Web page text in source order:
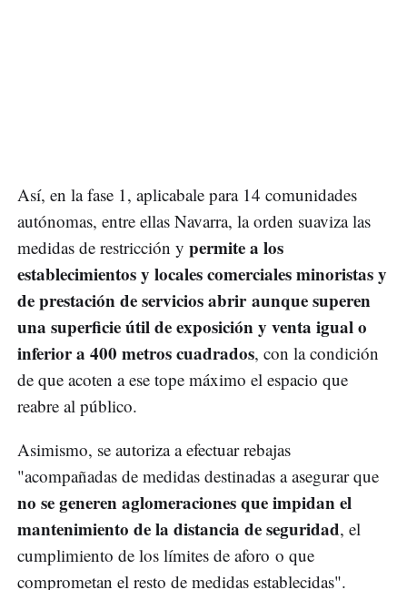
Así, en la fase 1, aplicabale para 14 comunidades
autónomas, entre ellas Navarra, la orden suaviza las
medidas de restricción y permite a los
establecimientos y locales comerciales minoristas y
de prestación de servicios abrir aunque superen
una superficie útil de exposición y venta igual o
inferior a 400 metros cuadrados, con la condición
de que acoten a ese tope máximo el espacio que
reabre al público.
Asimismo, se autoriza a efectuar rebajas
"acompañadas de medidas destinadas a asegurar que
no se generen aglomeraciones que impidan el
mantenimiento de la distancia de seguridad, el
cumplimiento de los límites de aforo o que
comprometan el resto de medidas establecidas".